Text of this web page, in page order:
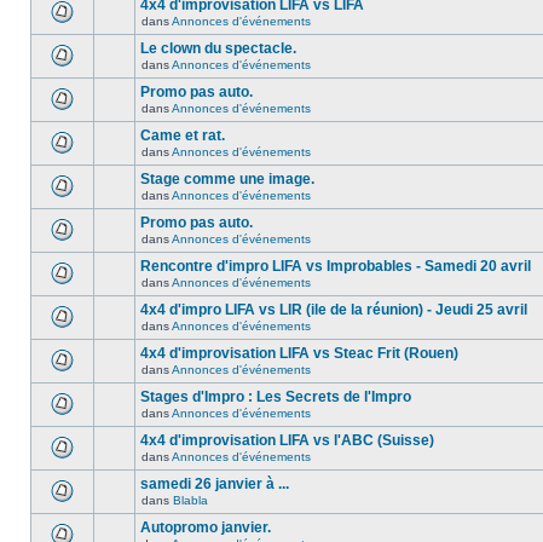
4x4 d'improvisation LIFA vs LIFA
dansAnnonces d'événements
Le clown du spectacle.
dansAnnonces d'événements
Promo pas auto.
dansAnnonces d'événements
Came et rat.
dansAnnonces d'événements
Stage comme une image.
dansAnnonces d'événements
Promo pas auto.
dansAnnonces d'événements
Rencontre d'impro LIFA vs Improbables - Samedi 20 avril
dansAnnonces d'événements
4x4 d'impro LIFA vs LIR (ile de la réunion) - Jeudi 25 avril
dansAnnonces d'événements
4x4 d'improvisation LIFA vs Steac Frit (Rouen)
dansAnnonces d'événements
Stages d'Impro : Les Secrets de l'Impro
dansAnnonces d'événements
4x4 d'improvisation LIFA vs l'ABC (Suisse)
dansAnnonces d'événements
samedi 26 janvier à ...
dans Blabla
Autopromo janvier.